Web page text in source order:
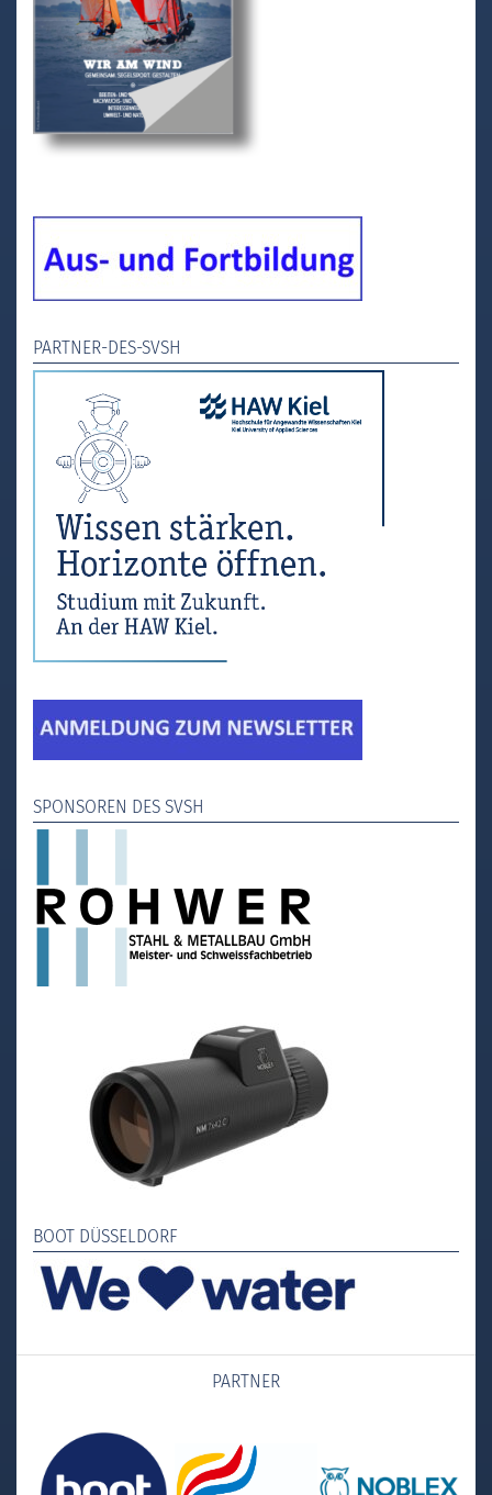
PARTNER-DES-SVSH
SPONSOREN DES SVSH
BOOT DÜSSELDORF
PARTNER